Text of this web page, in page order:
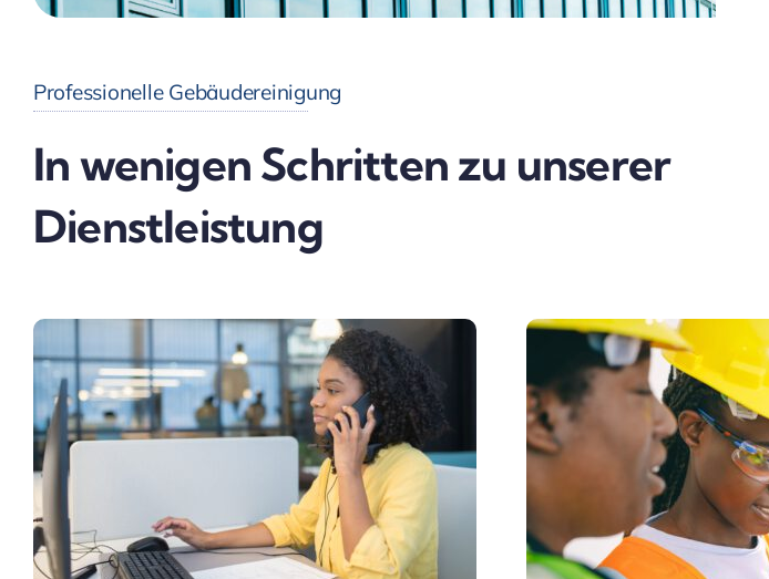
Professionelle Gebäudereinigung
In wenigen Schritten zu unserer
Dienstleistung